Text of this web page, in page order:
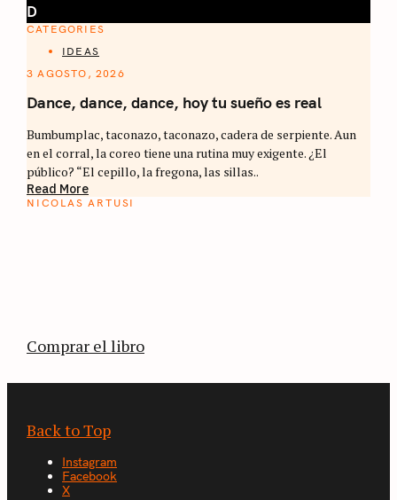
D
CATEGORIES
IDEAS
3 AGOSTO, 2026
Dance, dance, dance, hoy tu sueño es real
Bumbumplac, taconazo, taconazo, cadera de serpiente. Aun
en el corral, la coreo tiene una rutina muy exigente. ¿El
público? “El cepillo, la fregona, las sillas..
Read More
NICOLAS ARTUSI
Comprar el libro
Back to Top
Instagram
Facebook
X